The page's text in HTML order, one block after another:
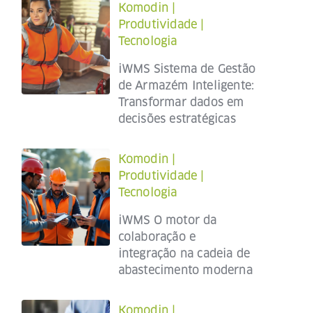
Komodin
Produtividade
Tecnologia
iWMS Sistema de Gestão
de Armazém Inteligente:
Transformar dados em
decisões estratégicas
Komodin
Produtividade
Tecnologia
iWMS O motor da
colaboração e
integração na cadeia de
abastecimento moderna